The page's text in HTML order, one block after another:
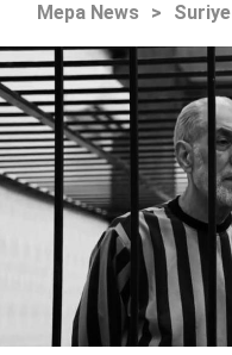
Mepa News > Suriye